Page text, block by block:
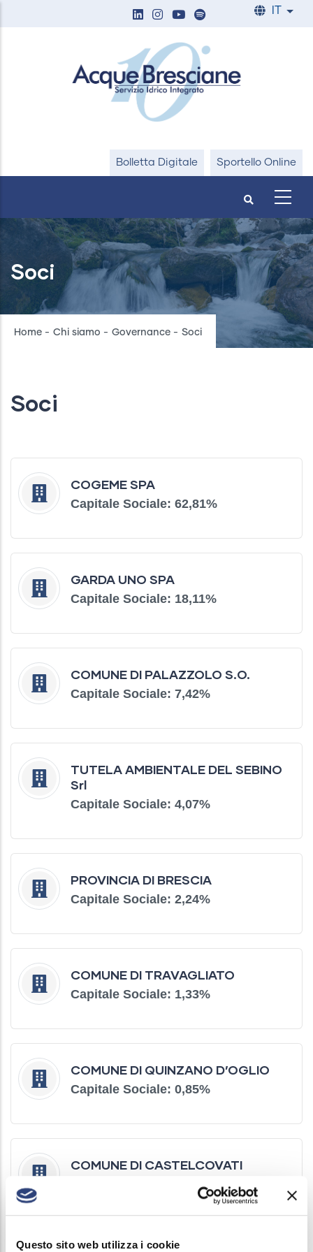
Questo sito web utilizza i cookie
List
Bolletta Digitale Sportello Online
Soci
Breadcrumb
Home - Chi siamo - Governance - Soci
Soci
COGEME SPA
Capitale Sociale: 62,81%
GARDA UNO SPA
Capitale Sociale: 18,11%
COMUNE DI PALAZZOLO S.O.
Capitale Sociale: 7,42%
TUTELA AMBIENTALE DEL SEBINO
Srl
Capitale Sociale: 4,07%
PROVINCIA DI BRESCIA
Capitale Sociale: 2,24%
COMUNE DI TRAVAGLIATO
Capitale Sociale: 1,33%
COMUNE DI QUINZANO D’OGLIO
Capitale Sociale: 0,85%
COMUNE DI CASTELCOVATI
Capitale Sociale: 0,78%